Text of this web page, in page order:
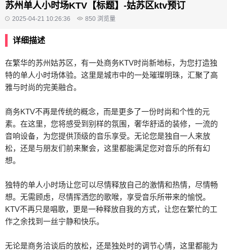
苏州单人小时场KTV【标题】-姑苏区ktv预订
2025-04-21 10:26:36 850 浏览量
详细描述
在繁华的苏州姑苏区，有一处商务KTV时尚新地标，为您打造独
特的单人小时场体验。这里是城市中的一处璀璨明珠，汇聚了高
雅与时尚的完美融合。
商务KTV不再是传统的概念，而是更多了一份时尚和个性的元
素。在这里，您将感受到别样的氛围，奢华舒适的装修，一流的
音响设备，为您提供顶级的音乐享受。无论您是独自一人来放
松，还是与朋友们前来聚会，这里都能满足您对音乐的所有幻
想。
独特的单人小时场让您可以尽情释放自己的激情和热情，尽情畅
想。无需顾虑，尽情挥洒您的歌喉，享受音乐所带来的愉悦。
KTV不再只是唱歌，更是一种释放自我的方式，让您在繁忙的工
作之余找到一丝宁静和快乐。
无论是商务洽谈后的放松，还是独处时的调节心情，这里都能为